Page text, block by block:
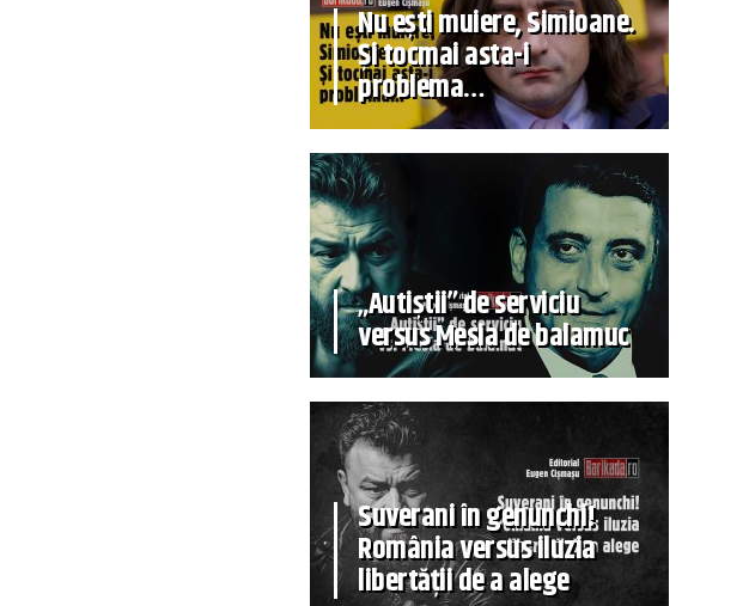
Nu ești muiere, Simioane.
Și tocmai asta-i
problema…
„Autiștii” de serviciu
versus Mesia de balamuc
Suverani în genunchi!
România versus iluzia
libertății de a alege